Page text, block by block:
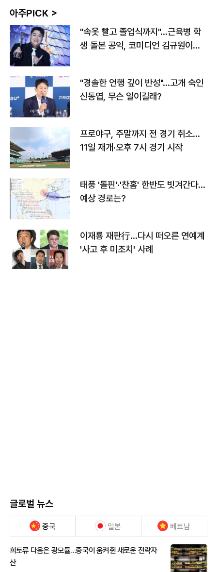
아주PICK >
"속옷 빨고 졸업식까지"…근육병 학
생 돌본 공익, 코미디언 김규원이었
"경솔한 언행 깊이 반성"…고개 숙인
신동엽, 무슨 일이길래?
프로야구, 주말까지 전 경기 취소…
11일 재개·오후 7시 경기 시작
태풍 '돌핀'·'찬홈' 한반도 빗겨간다…
예상 경로는?
이재룡 재판行…다시 떠오른 연예계
'사고 후 미조치' 사례
글로벌 뉴스
중국 일본 베트남
희토류 다음은 광모듈…중국이 움켜쥔 새로운 전략자
산